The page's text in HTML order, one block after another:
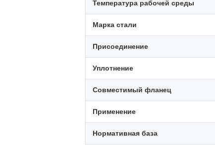
Температура рабочей среды
Марка стали
Присоединение
Уплотнение
Совместимый фланец
Применение
Нормативная база